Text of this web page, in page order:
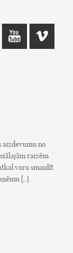
aizdevumu no
raizēm
varu smaidīt
[..]